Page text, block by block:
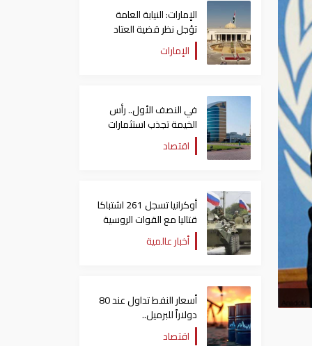
الإمارات: النيابة العامة
تؤجل نظر قضية العتاد
العسكري للسودان
الإمارات
في النصف الأول.. رأس
الخيمة تجذب استثمارات
تتجاوز 771 مليون درهماقتصاد
أوكرانيا تسجل 261 اشتباكا
قتاليا مع القوات الروسية
أخبار عالمية
أسعار النفط تداول عند 80
دولاراً للبرميل..
وتراجع الأسهم الأمريكية
اقتصاد